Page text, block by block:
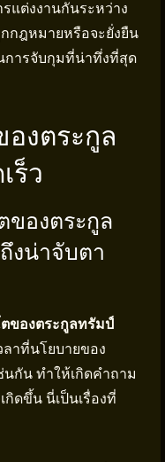
แต่งงานกันระหว่าง
กฎหมายหรือจะยั่งยืน
การจับกุมที่น่าทึ่งที่สุด
งตระกูล
ร็ว
ของตระกูล
งน่าจับตา
ของตระกูลทรัมป์
ลาที่นโยบายของ
นกัน ทำให้เกิดคำถาม
ดขึ้น นี่เป็นเรื่องที่